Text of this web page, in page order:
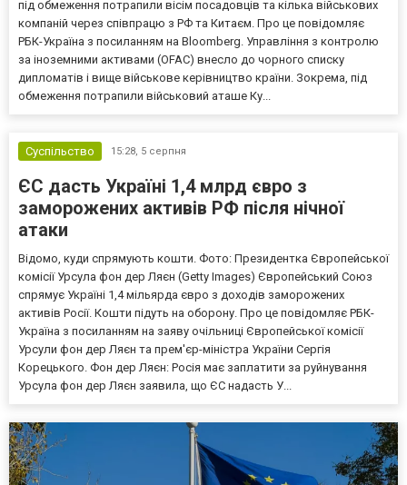
під обмеження потрапили вісім посадовців та кілька військових
компаній через співпрацю з РФ та Китаєм. Про це повідомляє
РБК-Україна з посиланням на Bloomberg. Управління з контролю
за іноземними активами (OFAC) внесло до чорного списку
дипломатів і вище військове керівництво країни. Зокрема, під
обмеження потрапили військовий аташе Ку...
Суспільство 15:28, 5 серпня
ЄС дасть Україні 1,4 млрд євро з
заморожених активів РФ після нічної
атаки
Відомо, куди спрямують кошти. Фото: Президентка Європейської
комісії Урсула фон дер Ляєн (Getty Images) Європейський Союз
спрямує Україні 1,4 мільярда євро з доходів заморожених
активів Росії. Кошти підуть на оборону. Про це повідомляє РБК-
Україна з посиланням на заяву очільниці Європейської комісії
Урсули фон дер Ляєн та прем'єр-міністра України Сергія
Корецького. Фон дер Ляєн: Росія має заплатити за руйнування
Урсула фон дер Ляєн заявила, що ЄС надасть У...